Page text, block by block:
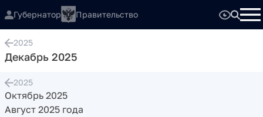
Губернатор Правительство
2025
Декабрь 2025
2025
Октябрь 2025
Август 2025 года